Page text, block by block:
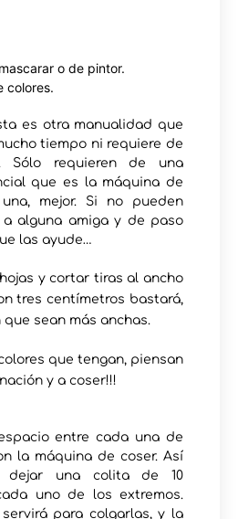
o de pintor.
colores.
es otra manualidad que
tiempo ni requiere de
Sólo requieren de una
que es la máquina de
mejor. Si no pueden
alguna amiga y de paso
las ayude…
y cortar tiras al ancho
tres centímetros bastará,
sean más anchas.
que tengan, piensan
y a coser!!!
entre cada una de
la máquina de coser. Así
dejar una colita de 10
uno de los extremos.
para colgarlas, y la